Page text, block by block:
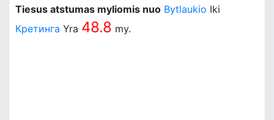
Tiesus atstumas myliomis nuo Bytlaukio Iki
Кретинга Yra 48.8 my.